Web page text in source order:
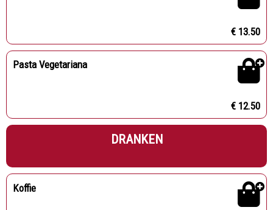
€ 13.50
Pasta Vegetariana
€ 12.50
DRANKEN
Koffie